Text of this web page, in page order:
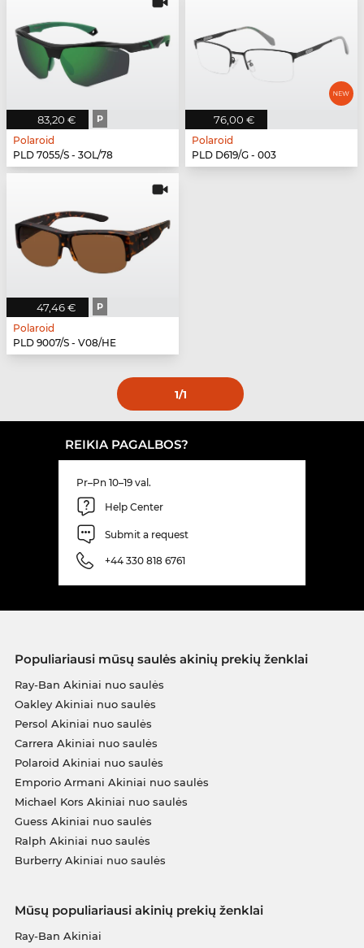
83,20 € P
Polaroid
PLD 7055/S - 3OL/78
76,00 €
Polaroid
PLD D619/G - 003
47,46 € P
Polaroid
PLD 9007/S - V08/HE
1/1
REIKIA PAGALBOS?
Pr–Pn 10–19 val.
Help Center
Submit a request
+44 330 818 6761
Populiariausi mūsų saulės akinių prekių ženklai
Ray-Ban Akiniai nuo saulės
Oakley Akiniai nuo saulės
Persol Akiniai nuo saulės
Carrera Akiniai nuo saulės
Polaroid Akiniai nuo saulės
Emporio Armani Akiniai nuo saulės
Michael Kors Akiniai nuo saulės
Guess Akiniai nuo saulės
Ralph Akiniai nuo saulės
Burberry Akiniai nuo saulės
Mūsų populiariausi akinių prekių ženklai
Ray-Ban Akiniai